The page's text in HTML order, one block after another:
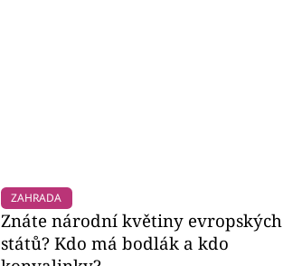
ZAHRADA
Znáte národní květiny evropských
států? Kdo má bodlák a kdo